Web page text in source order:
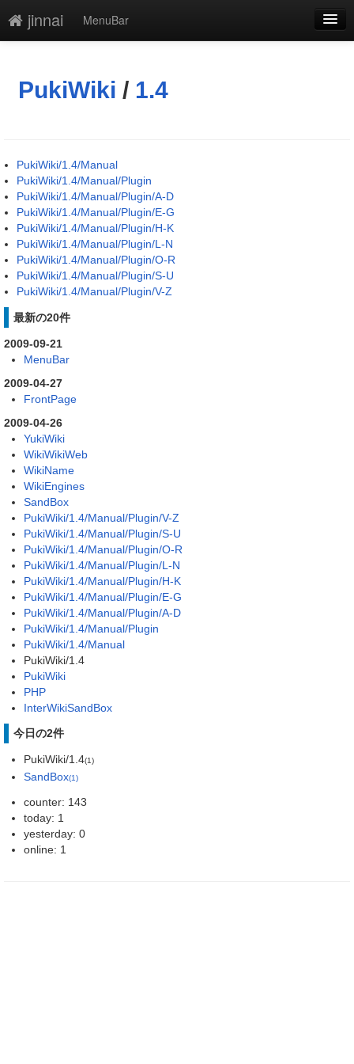
jinnai
MenuBar
添付
最終更新
一覧
単語検索
PukiWiki / 1.4
PukiWiki/1.4/Manual
PukiWiki/1.4/Manual/Plugin
PukiWiki/1.4/Manual/Plugin/A-D
PukiWiki/1.4/Manual/Plugin/E-G
PukiWiki/1.4/Manual/Plugin/H-K
PukiWiki/1.4/Manual/Plugin/L-N
PukiWiki/1.4/Manual/Plugin/O-R
PukiWiki/1.4/Manual/Plugin/S-U
PukiWiki/1.4/Manual/Plugin/V-Z
最新の20件
2009-09-21
MenuBar
2009-04-27
FrontPage
2009-04-26
YukiWiki
WikiWikiWeb
WikiName
WikiEngines
SandBox
PukiWiki/1.4/Manual/Plugin/V-Z
PukiWiki/1.4/Manual/Plugin/S-U
PukiWiki/1.4/Manual/Plugin/O-R
PukiWiki/1.4/Manual/Plugin/L-N
PukiWiki/1.4/Manual/Plugin/H-K
PukiWiki/1.4/Manual/Plugin/E-G
PukiWiki/1.4/Manual/Plugin/A-D
PukiWiki/1.4/Manual/Plugin
PukiWiki/1.4/Manual
PukiWiki/1.4
PukiWiki
PHP
InterWikiSandBox
今日の2件
PukiWiki/1.4(1)
SandBox(1)
counter: 143
today: 1
yesterday: 0
online: 1